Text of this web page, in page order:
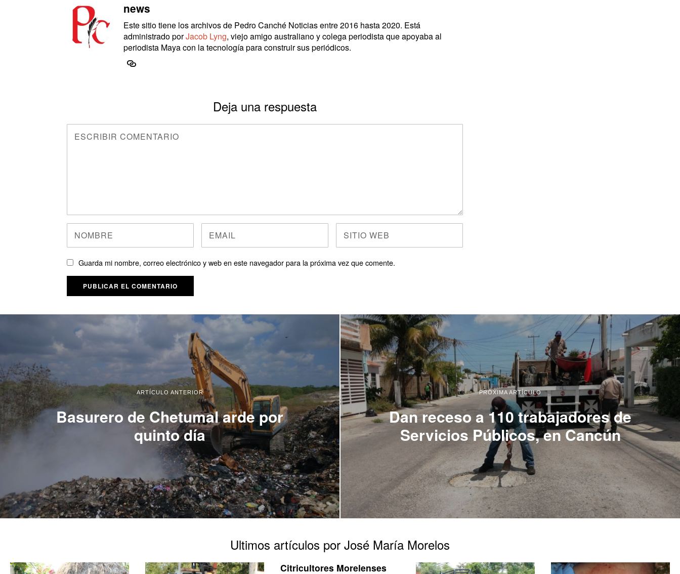
news
Este sitio tiene los archivos de Pedro Canché Noticias entre 2016 hasta 2020. Está
administrado porJacob Lyng, viejo amigo australiano y colega periodista que apoyaba al
periodista Maya con la tecnología para construir sus periódicos.
Deja una respuesta
Guarda mi nombre, correo electrónico y web en este navegador para la próxima vez que comente.
ARTÍCULO ANTERIOR
Basurero de Chetumal arde por
quinto día
PRÓXIMA ARTÍCULO
Dan receso a 110 trabajadores de
Servicios Públicos, en Cancún
Ultimos artículos por José María Morelos
Citricultores Morelenses